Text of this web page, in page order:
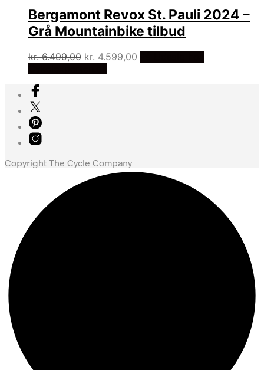
Bergamont Revox St. Pauli 2024 –
Grå Mountainbike tilbud
kr.6.499,00 Den
kr. 4.599,00
Copyright The Cycle Company